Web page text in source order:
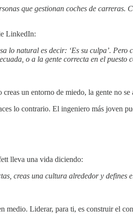
que gestionan coches de
LinkedIn:
lo natural es decir: ‘Es su culpa’.
o a la gente correcta en el
un entorno de miedo, la gente no
lo contrario. El ingeniero más joven
lleva una vida diciendo:
creas una cultura alrededor y
medio. Liderar, para ti, es construir el